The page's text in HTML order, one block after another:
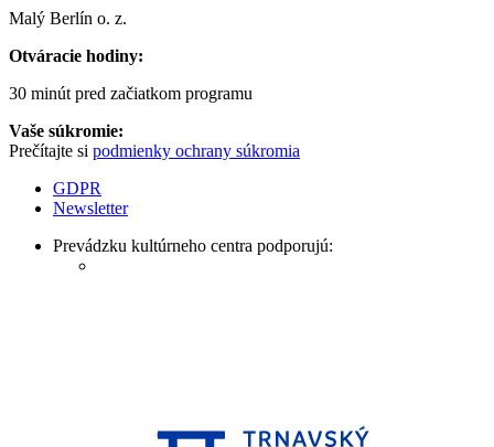
Malý Berlín o. z.
Otváracie hodiny:
30 minút pred začiatkom programu
Vaše súkromie:
Prečítajte si podmienky ochrany súkromia
GDPR
Newsletter
Prevádzku kultúrneho centra podporujú: